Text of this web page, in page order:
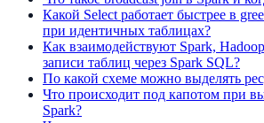
Какой Select работает быстрее в
при идентичных таблицах?
Как взаимодействуют Spark,
записи таблиц через Spark SQL?
По какой схеме можно выделять
Что происходит под капотом при
Spark?